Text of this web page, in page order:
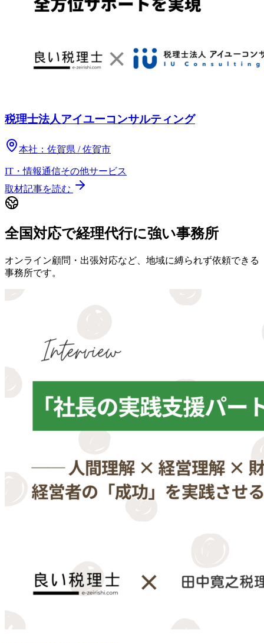
税理士法人アイユーコンサルティング
本社： 佐賀県 / 佐賀市
IT・情報通信その他サービス
取材記事を読む
全国対応で経理代行に強い事務所
オンライン顧問・出張対応など、地域に縛られず依頼できる
事務所です。